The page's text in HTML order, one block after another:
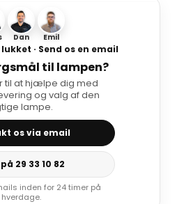
Dan Emil
· Send os en email
til lampen?
til at hjælpe dig med
og valg af den
lampe.
os via email
29 33 10 82
inden for 24 timer på
hverdage.